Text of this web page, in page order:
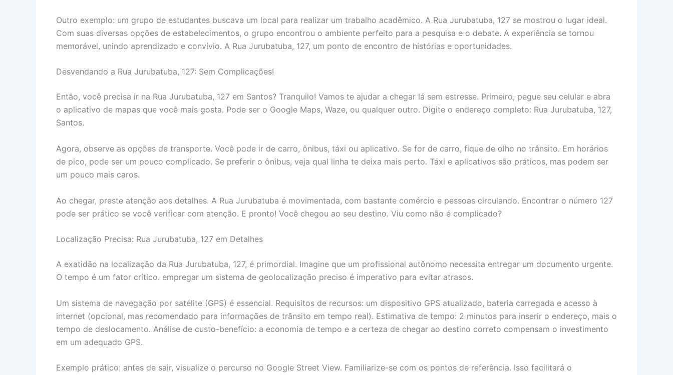
Outro exemplo: um grupo de estudantes buscava um local para realizar um trabalho acadêmico. A Rua Jurubatuba, 127 se mostrou o lugar ideal.
Com suas diversas opções de estabelecimentos, o grupo encontrou o ambiente perfeito para a pesquisa e o debate. A experiência se tornou
memorável, unindo aprendizado e convívio. A Rua Jurubatuba, 127, um ponto de encontro de histórias e oportunidades.
Desvendando a Rua Jurubatuba, 127: Sem Complicações!
Então, você precisa ir na Rua Jurubatuba, 127 em Santos? Tranquilo! Vamos te ajudar a chegar lá sem estresse. Primeiro, pegue seu celular e abra
o aplicativo de mapas que você mais gosta. Pode ser o Google Maps, Waze, ou qualquer outro. Digite o endereço completo: Rua Jurubatuba, 127,
Santos.
Agora, observe as opções de transporte. Você pode ir de carro, ônibus, táxi ou aplicativo. Se for de carro, fique de olho no trânsito. Em horários
de pico, pode ser um pouco complicado. Se preferir o ônibus, veja qual linha te deixa mais perto. Táxi e aplicativos são práticos, mas podem ser
um pouco mais caros.
Ao chegar, preste atenção aos detalhes. A Rua Jurubatuba é movimentada, com bastante comércio e pessoas circulando. Encontrar o número 127
pode ser prático se você verificar com atenção. E pronto! Você chegou ao seu destino. Viu como não é complicado?
Localização Precisa: Rua Jurubatuba, 127 em Detalhes
A exatidão na localização da Rua Jurubatuba, 127, é primordial. Imagine que um profissional autônomo necessita entregar um documento urgente.
O tempo é um fator crítico. empregar um sistema de geolocalização preciso é imperativo para evitar atrasos.
Um sistema de navegação por satélite (GPS) é essencial. Requisitos de recursos: um dispositivo GPS atualizado, bateria carregada e acesso à
internet (opcional, mas recomendado para informações de trânsito em tempo real). Estimativa de tempo: 2 minutos para inserir o endereço, mais o
tempo de deslocamento. Análise de custo-benefício: a economia de tempo e a certeza de chegar ao destino correto compensam o investimento
em um adequado GPS.
Exemplo prático: antes de sair, visualize o percurso no Google Street View. Familiarize-se com os pontos de referência. Isso facilitará o